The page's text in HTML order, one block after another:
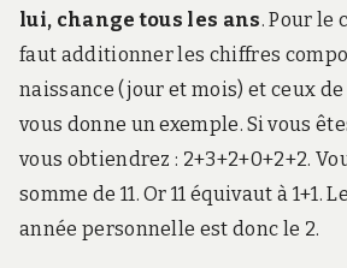
lui, change tous les ans. Pour le
faut additionner les chiffres
naissance (jour et mois) et ceux de
vous donne un exemple. Si vous
vous obtiendrez : 2+3+2+0+2+2.
somme de 11. Or 11 équivaut à 1+1.
année personnelle est donc le 2.